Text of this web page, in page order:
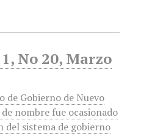
No 20, Marzo
de Gobierno de Nuevo
nombre fue ocasionado
sistema de gobierno